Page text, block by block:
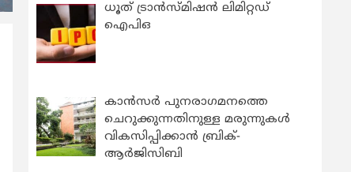
ധൂത് ട്രാൻസ്മിഷൻ ലിമിറ്റഡ്
ഐപിഒ
കാന്‍സര്‍ പുനരാഗമനത്തെ
ചെറുക്കുന്നതിനുള്ള മരുന്നുകള്‍
വികസിപ്പിക്കാന്‍ ബ്രിക്-
ആര്‍ജിസിബി